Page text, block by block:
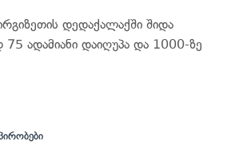
დედაქალაქში შიდა
ადამიანი დაიღუპა და 1000-ზე